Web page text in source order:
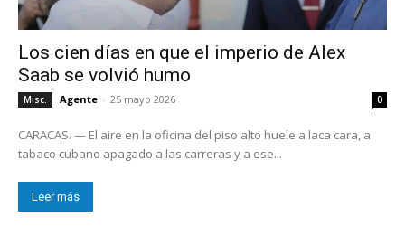
Los cien días en que el imperio de Alex
Saab se volvió humo
Misc. Agente - 25 mayo 2026 0
CARACAS. — El aire en la oficina del piso alto huele a laca cara, a
tabaco cubano apagado a las carreras y a ese...
Leer más